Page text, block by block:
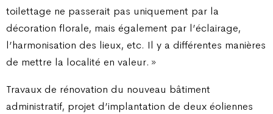
toilettage ne passerait pas uniquement par la
décoration florale, mais également par l’éclairage,
l’harmonisation des lieux, etc. Il y a différentes manières
de mettre la localité en valeur. »
Travaux de rénovation du nouveau bâtiment
administratif, projet d’implantation de deux éoliennes